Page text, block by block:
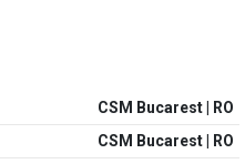
CSM Bucarest | RO
CSM Bucarest | RO